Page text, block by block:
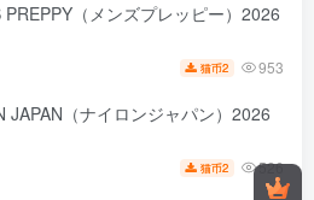
PREPPY（メンズプレッピー）2026
猫币2 953
JAPAN（ナイロンジャパン）2026
猫币2 526